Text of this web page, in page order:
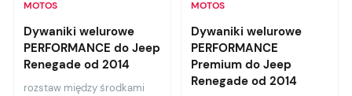
MOTOS
Dywaniki welurowe
PERFORMANCE do Jeep
Renegade od 2014
rozstaw między środkami
MOTOS
Dywaniki welurowe
PERFORMANCE
Premium do Jeep
Renegade od 2014